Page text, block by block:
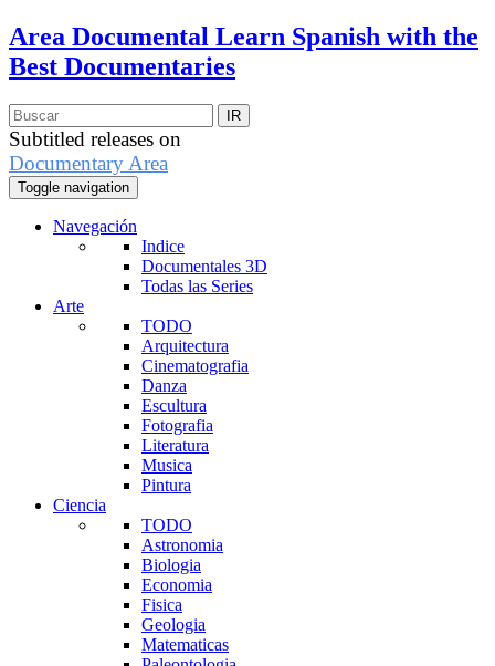
Area Documental Learn Spanish with the
Best Documentaries
Subtitled releases on
Documentary Area
Toggle navigation
Navegación
Indice
Documentales 3D
Todas las Series
Arte
TODO
Arquitectura
Cinematografia
Danza
Escultura
Fotografia
Literatura
Musica
Pintura
Ciencia
TODO
Astronomia
Biologia
Economia
Fisica
Geologia
Matematicas